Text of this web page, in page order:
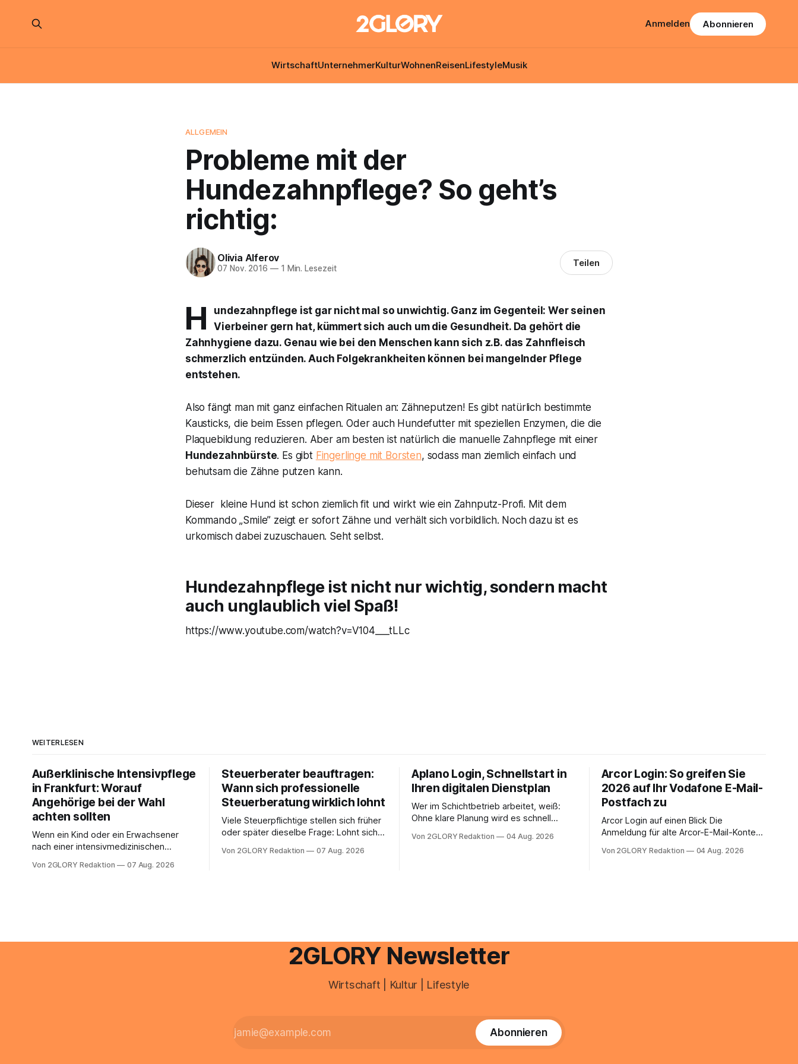
WirtschaftUnternehmerKulturWohnenReisenLifestyleMusik
Anmelden Abonnieren
ALLGEMEIN
Probleme mit der
Hundezahnpflege? So geht’s
richtig:
Olivia Alferov
07 Nov. 2016 —1 Min. Lesezeit Teilen
H
undezahnpflege ist gar nicht mal so unwichtig. Ganz im Gegenteil: Wer seinen
Vierbeiner gern hat, kümmert sich auch um die Gesundheit. Da gehört die
Zahnhygiene dazu. Genau wie bei den Menschen kann sich z.B. das Zahnfleisch
schmerzlich entzünden. Auch Folgekrankheiten können bei mangelnder Pflege
entstehen.
Also fängt man mit ganz einfachen Ritualen an: Zähneputzen! Es gibt natürlich bestimmte
Kausticks, die beim Essen pflegen. Oder auch Hundefutter mit speziellen Enzymen, die die
Plaquebildung reduzieren. Aber am besten ist natürlich die manuelle Zahnpflege mit einer
Hundezahnbürste. Es gibt Fingerlinge mit Borsten, sodass man ziemlich einfach und
behutsam die Zähne putzen kann.
Dieser kleine Hund ist schon ziemlich fit und wirkt wie ein Zahnputz-Profi. Mit dem
Kommando „Smile” zeigt er sofort Zähne und verhält sich vorbildlich. Noch dazu ist es
urkomisch dabei zuzuschauen. Seht selbst.
Hundezahnpflege ist nicht nur wichtig, sondern macht
auch unglaublich viel Spaß!
https://www.youtube.com/watch?v=V104___tLLc
WEITERLESEN
Außerklinische Intensivpflege
in Frankfurt: Worauf
Angehörige bei der Wahl
achten sollten
Wenn ein Kind oder ein Erwachsener
nach einer intensivmedizinischen
oder eine engmaschige pflegerische
Intensivpflege bietet genau diese
Von 2GLORY Redaktion 07 Aug. 2026
Steuerberater beauftragen:
Wann sich professionelle
Steuerberatung wirklich lohnt
Viele Steuerpflichtige stellen sich früher
oder später dieselbe Frage: Lohnt sich
sich die Steuererklärung auch in
zahlt sich professionelle Unterstützung
Von 2GLORY Redaktion 07 Aug. 2026
Aplano Login, Schnellstart in
Ihren digitalen Dienstplan
Wer im Schichtbetrieb arbeitet, weiß:
Ohne klare Planung wird es schnell
zentraler Zugangspunkt, um dienstpläne,
Von 2GLORY Redaktion 04 Aug. 2026
Arcor Login: So greifen Sie
2026 auf Ihr Vodafone E-Mail-
Postfach zu
Arcor Login auf einen Blick Die
Anmeldung für alte Arcor-E-Mail-Konten
noch eine e mail adresse mit der Endung
Von 2GLORY Redaktion 04 Aug. 2026
2GLORY Newsletter
Wirtschaft | Kultur | Lifestyle
Abonnieren